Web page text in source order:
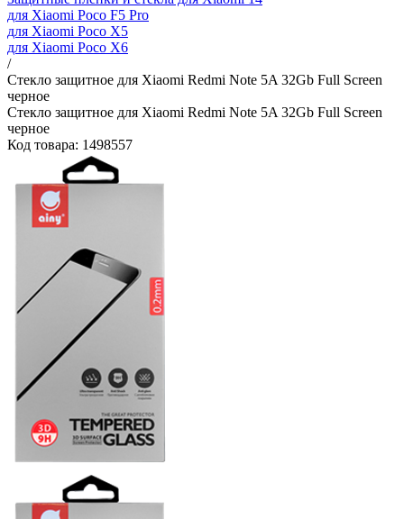
для Xiaomi Poco F5 Pro
для Xiaomi Poco X5
для Xiaomi Poco X6
/
Стекло защитное для Xiaomi Redmi Note 5A 32Gb Full Screen
черное
Стекло защитное для Xiaomi Redmi Note 5A 32Gb Full Screen
черное
Код товара: 1498557